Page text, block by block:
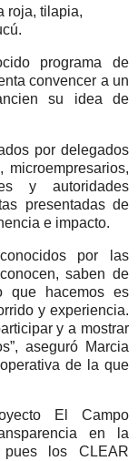
roja, tilapia,
programa de
convencer a un
su idea de
por delegados
y autoridades
presentadas de
e impacto.
por las
saben de
que hacemos es
y experiencia.
y a mostrar
aseguró Marcia
de la que
El Campo
en la
los CLEAR